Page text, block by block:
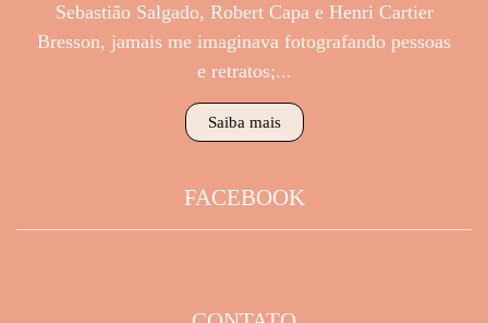
Sebastião Salgado, Robert Capa e Henri Cartier
Bresson, jamais me imaginava fotografando pessoas
e retratos;...
Saiba mais
FACEBOOK